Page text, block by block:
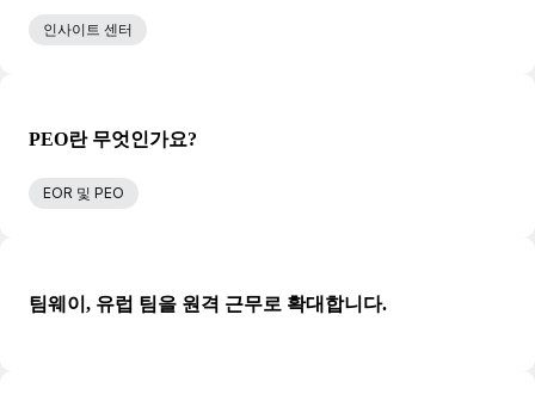
인사이트 센터
PEO란 무엇인가요?
EOR 및 PEO
팀웨이, 유럽 팀을 원격 근무로 확대합니다.